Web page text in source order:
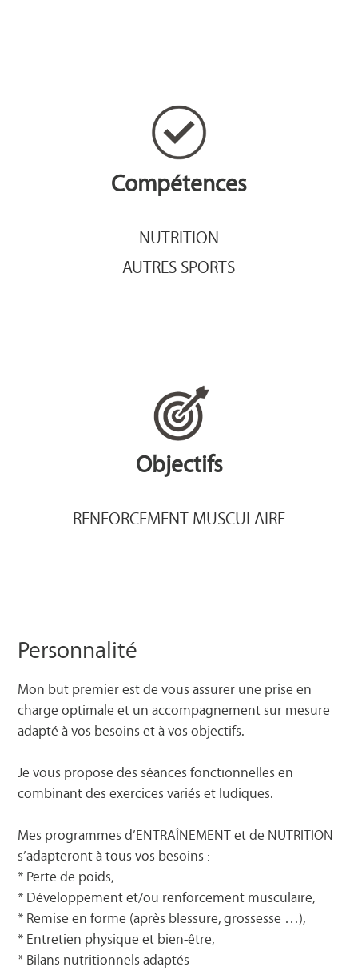
Compétences
NUTRITION
AUTRES SPORTS
Objectifs
RENFORCEMENT MUSCULAIRE
Personnalité
Mon but premier est de vous assurer une prise en
charge optimale et un accompagnement sur mesure
adapté à vos besoins et à vos objectifs.
Je vous propose des séances fonctionnelles en
combinant des exercices variés et ludiques.
Mes programmes d’ENTRAÎNEMENT et de NUTRITION
s’adapteront à tous vos besoins :
* Perte de poids,
* Développement et/ou renforcement musculaire,
* Remise en forme (après blessure, grossesse …),
* Entretien physique et bien-être,
* Bilans nutritionnels adaptés